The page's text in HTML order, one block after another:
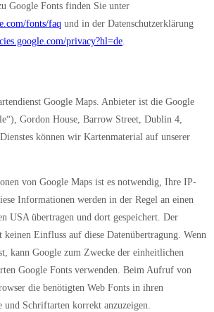
Google Fonts finden Sie unter
fonts/faq und in der Datenschutzerklärung
privacy?hl=de.
Google Maps. Anbieter ist die Google
Gordon House, Barrow Street, Dublin 4,
können wir Kartenmaterial auf unserer
von Google Maps ist es notwendig, Ihre IP-
Informationen werden in der Regel an einen
USA übertragen und dort gespeichert. Der
keinen Einfluss auf diese Datenübertragung. Wenn
kann Google zum Zwecke der einheitlichen
Google Fonts verwenden. Beim Aufruf von
die benötigten Web Fonts in ihren
und Schriftarten korrekt anzuzeigen.